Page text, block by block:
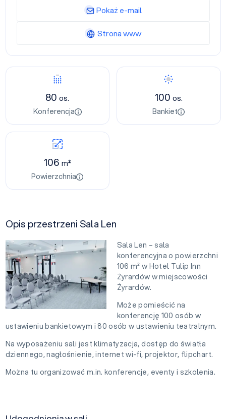
80os.
Konferencja
100 os.
Bankiet
106m²
Powierzchnia
Opis przestrzeni Sala Len
Sala Len – sala
konferencyjna o powierzchni
106 m² w Hotel Tulip Inn
Żyrardów w miejscowości
Żyrardów.
Może pomieścić na
konferencję 100 osób w
ustawieniu bankietowym i 80 osób w ustawieniu teatralnym.
Na wyposażeniu sali jest klimatyzacja, dostęp do światła
dziennego, nagłośnienie, internet wi-fi, projektor, flipchart.
Można tu organizować m.in. konferencje, eventy i szkolenia.
Pokaż e-mail
Strona www